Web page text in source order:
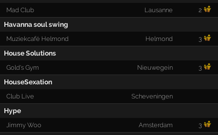
Mad Club Lausanne 2
Havanna soul swing
Muziekcafé Helmond Helmond 3
House Solutions
Gold's Gym Nieuwegein 3
HouseSexation
Club Live Scheveningen
Hype
Jimmy Woo Amsterdam 3